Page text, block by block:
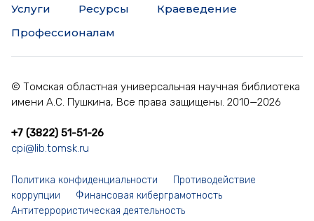
Услуги
Ресурсы
Краеведение
Профессионалам
© Томская областная универсальная научная библиотека
имени А.С. Пушкина, Все права защищены. 2010—2026
+7 (3822) 51-51-26
cpi@lib.tomsk.ru
Политика конфиденциальности
Противодействие
коррупции
Финансовая киберграмотность
Антитеррористическая деятельность